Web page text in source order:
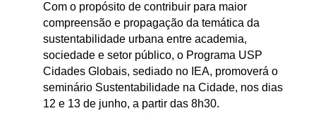
Com o propósito de contribuir para maior
compreensão e propagação da temática da
sustentabilidade urbana entre academia,
sociedade e setor público, o Programa USP
Cidades Globais, sediado no IEA, promoverá o
seminário Sustentabilidade na Cidade, nos dias
12 e 13 de junho, a partir das 8h30.